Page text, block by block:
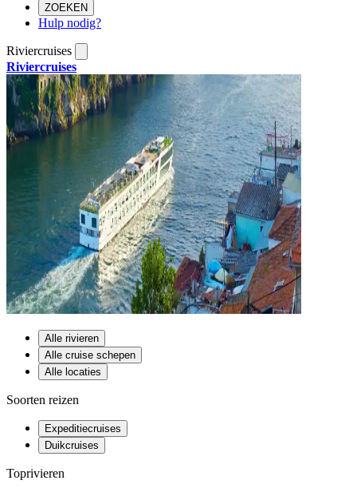
ZOEKEN
Hulp nodig?
Riviercruises
Riviercruises
Alle rivieren
Alle cruise schepen
Alle locaties
Soorten reizen
Expeditiecruises
Duikcruises
Toprivieren